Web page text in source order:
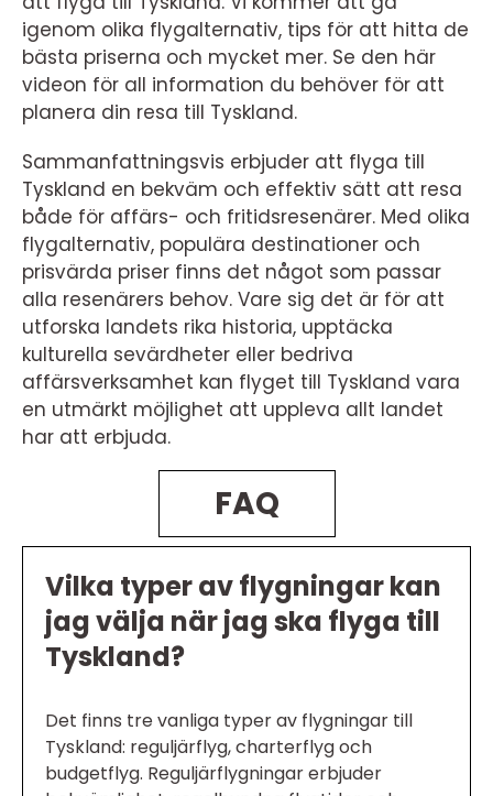
igenom olika flygalternativ, tips för att hitta de
bästa priserna och mycket mer. Se den här
videon för all information du behöver för att
planera din resa till Tyskland.
Sammanfattningsvis erbjuder att flyga till
Tyskland en bekväm och effektiv sätt att resa
både för affärs- och fritidsresenärer. Med olika
flygalternativ, populära destinationer och
prisvärda priser finns det något som passar
alla resenärers behov. Vare sig det är för att
utforska landets rika historia, upptäcka
kulturella sevärdheter eller bedriva
affärsverksamhet kan flyget till Tyskland vara
en utmärkt möjlighet att uppleva allt landet
har att erbjuda.
FAQ
Vilka typer av flygningar kan
jag välja när jag ska flyga till
Tyskland?
Det finns tre vanliga typer av flygningar till
Tyskland: reguljärflyg, charterflyg och
budgetflyg. Reguljärflygningar erbjuder